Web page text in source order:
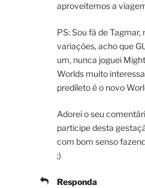
aproveitemos a
PS: Sou fã de
variações, acho que
um, nunca joguei
Worlds muito
predileto é o novo
Adorei o seu
participe desta
com bom senso
;)
Responda